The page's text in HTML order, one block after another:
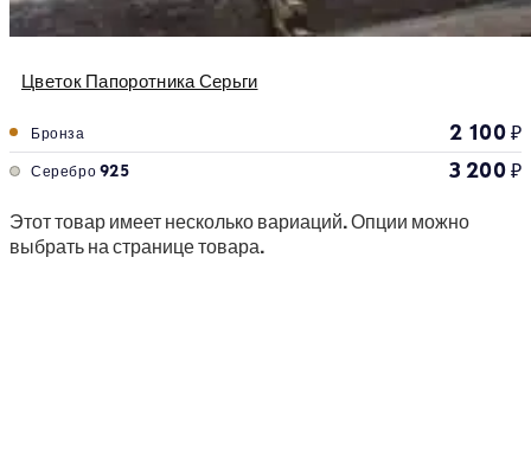
Цветок Папоротника Серьги
Бронза 2 100₽
Серебро 925 3 200₽
Этот товар имеет несколько вариаций. Опции можно
выбрать на странице товара.